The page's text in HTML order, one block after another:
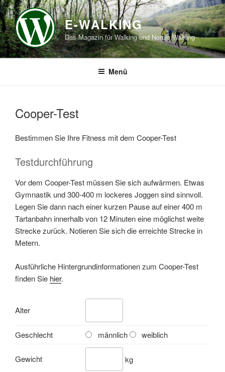
Zum
Inhalt
springen
E-WALKING
Das Magazin für Walking und Nordic Walking
Menü
Cooper-Test
Bestimmen Sie Ihre Fitness mit dem Cooper-Test
Testdurchführung
Vor dem Cooper-Test müssen Sie sich aufwärmen. Etwas
Gymnastik und 300-400 m lockeres Joggen sind sinnvoll.
Legen Sie dann nach einer kurzen Pause auf einer 400 m
Tartanbahn innerhalb von 12 Minuten eine möglichst weite
Strecke zurück. Notieren Sie sich die erreichte Strecke in
Metern.
Ausführliche Hintergrundinformationen zum Cooper-Test
finden Sie hier.
Alter
Geschlecht männlich weiblich
Gewicht kg